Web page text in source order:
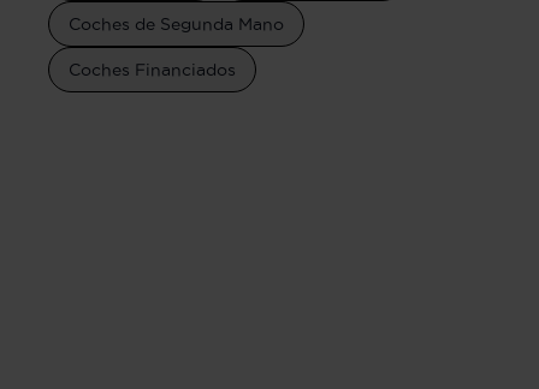
Coches de Segunda Mano
Coches Financiados